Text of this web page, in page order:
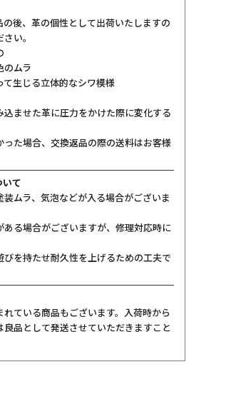
後、革の個性として出荷いたしますの
い。
のムラ
て生じる立体的なシワ模様
込ませた革に圧力をかけた際に変化する
た場合、交換返品の際の送料はお客様
いて
ムラ、気泡などが入る場合がございま
ある場合がございますが、修理対応時に
びを持たせ耐久性を上げるための工夫で
ている商品もございます。入荷時から
品として発送させていただきますこと